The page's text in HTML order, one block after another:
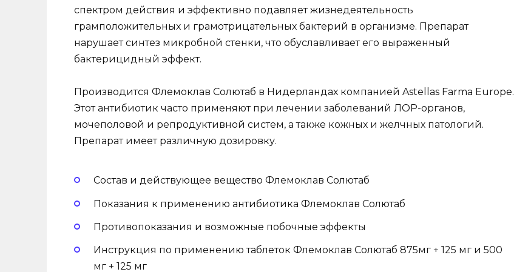
спектром действия и эффективно подавляет жизнедеятельность
грамположительных и грамотрицательных бактерий в организме. Препарат
нарушает синтез микробной стенки, что обуславливает его выраженный
бактерицидный эффект.
Производится Флемоклав Солютаб в Нидерландах компанией Astellas Farma Europe.
Этот антибиотик часто применяют при лечении заболеваний ЛОР-органов,
мочеполовой и репродуктивной систем, а также кожных и желчных патологий.
Препарат имеет различную дозировку.
Состав и действующее вещество Флемоклав Солютаб
Показания к применению антибиотика Флемоклав Солютаб
Противопоказания и возможные побочные эффекты
Инструкция по применению таблеток Флемоклав Солютаб 875мг + 125 мг и 500
мг + 125 мг